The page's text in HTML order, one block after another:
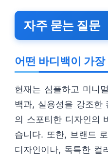
자주 묻는 질문
어떤 바디백이 가
현재는 심플하고 미니
백과, 실용성을 강조한
의 스포티한 디자인의
습니다. 또한, 브랜드
디자인이나, 독특한 컬